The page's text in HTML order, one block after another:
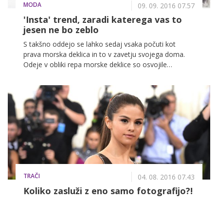
MODA 09. 09. 2016 07.57
'Insta' trend, zaradi katerega vas to
jesen ne bo zeblo
S takšno oddejo se lahko sedaj vsaka počuti kot
prava morska deklica in to v zavetju svojega doma.
Odeje v obliki repa morske deklice so osvojile
uspešnica med pripadnicami nežnejšega spola po
celem svetu.
TRAČI 04. 08. 2016 07.43
Koliko zasluži z eno samo fotografijo?!